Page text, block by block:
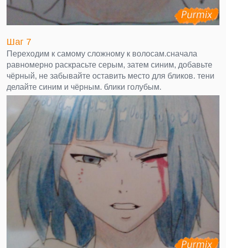
Шаг 7
Переходим к самому сложному к волосам.сначала
равномерно раскрасьте серым, затем синим, добавьте
чёрный, не забывайте оставить место для бликов. тени
делайте синим и чёрным. блики голубым.